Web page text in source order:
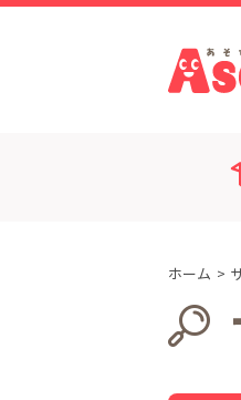
ホーム